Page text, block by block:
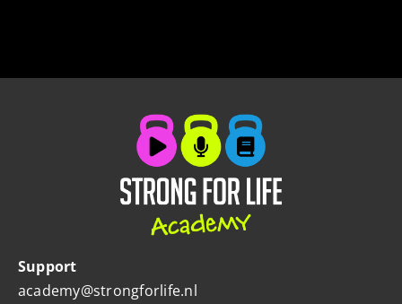
Support
academy@strongforlife.nl